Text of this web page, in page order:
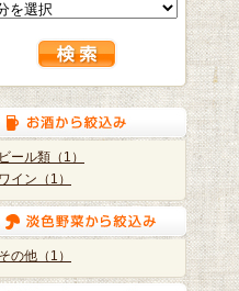
ビール類（1）
ワイン（1）
その他（1）